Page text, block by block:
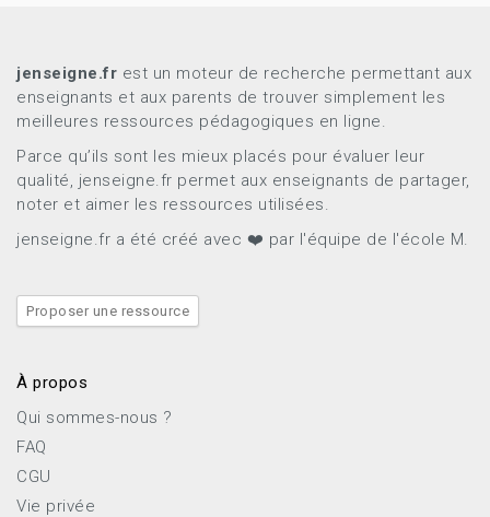
jenseigne.fr est un moteur de recherche permettant aux
enseignants et aux parents de trouver simplement les
meilleures ressources pédagogiques en ligne.
Parce qu’ils sont les mieux placés pour évaluer leur
qualité, jenseigne.fr permet aux enseignants de partager,
noter et aimer les ressources utilisées.
jenseigne.fr a été créé avec ❤️ par l'équipe de l'école M.
Proposer une ressource
À propos
Qui sommes-nous ?
FAQ
CGU
Vie privée